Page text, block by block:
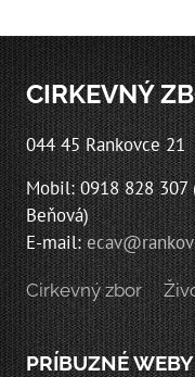
CIRKEVNÝ
044 45 Rankovce 21
Mobil: 0918 828 307
Beňová)
E-mail:
Cirkevný zbor
PRÍBUZNÉ WEBY